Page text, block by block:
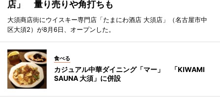
店」 量り売りや角打ちも
大須商店街にウイスキー専門店「たまにわ酒店 大須店」（名古屋市中
区大須2）が8月6日、オープンした。
食べる
カジュアル中華ダイニング「マー」 「KIWAMI
SAUNA 大須」に併設